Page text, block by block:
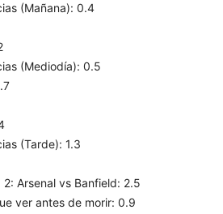
(Mañana): 0.4
(Mediodía): 0.5
(Tarde): 1.3
2: Arsenal vs Banfield: 2.5
ver antes de morir: 0.9